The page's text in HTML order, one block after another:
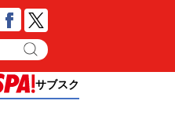
サブスク